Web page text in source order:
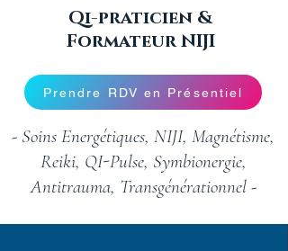
Qi-praticien &
Formateur NIJI
Prendre RDV en Présentiel
- Soins Energétiques, NIJI, Magnétisme,
Reiki, QI-Pulse, Symbionergie,
Antitrauma, Transgénérationnel -